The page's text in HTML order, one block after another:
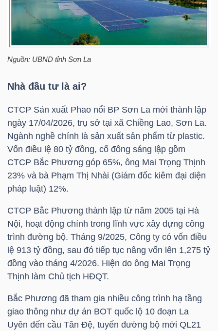
Nguồn: UBND tỉnh Sơn La
Nhà đầu tư là ai?
CTCP Sản xuất Phao nổi BP Sơn La mới thành lập
ngày 17/04/2026, trụ sở tại xã Chiềng Lao, Sơn La.
Ngành nghề chính là sản xuất sản phẩm từ plastic.
Vốn điều lệ 80 tỷ đồng, cổ đông sáng lập gồm
CTCP Bắc Phương góp 65%, ông Mai Trọng Thịnh
23% và bà Phạm Thị Nhài (Giám đốc kiêm đại diện
pháp luật) 12%.
CTCP Bắc Phương thành lập từ năm 2005 tại Hà
Nội, hoạt động chính trong lĩnh vực xây dựng công
trình đường bộ. Tháng 9/2025, Công ty có vốn điều
lệ 913 tỷ đồng, sau đó tiếp tục nâng vốn lên 1,275 tỷ
đồng vào tháng 4/2026. Hiện do ông Mai Trọng
Thịnh làm Chủ tịch HĐQT.
Bắc Phương đã tham gia nhiều công trình hạ tầng
giao thông như dự án BOT quốc lộ 10 đoạn La
Uyên đến cầu Tân Đệ, tuyến đường bộ mới QL21
CỤ
ĐẦU
TƯ
XUẤT
LIỆU
Ngành
(-)
VS-
SECTOR
NĂNG
LƯỢNG